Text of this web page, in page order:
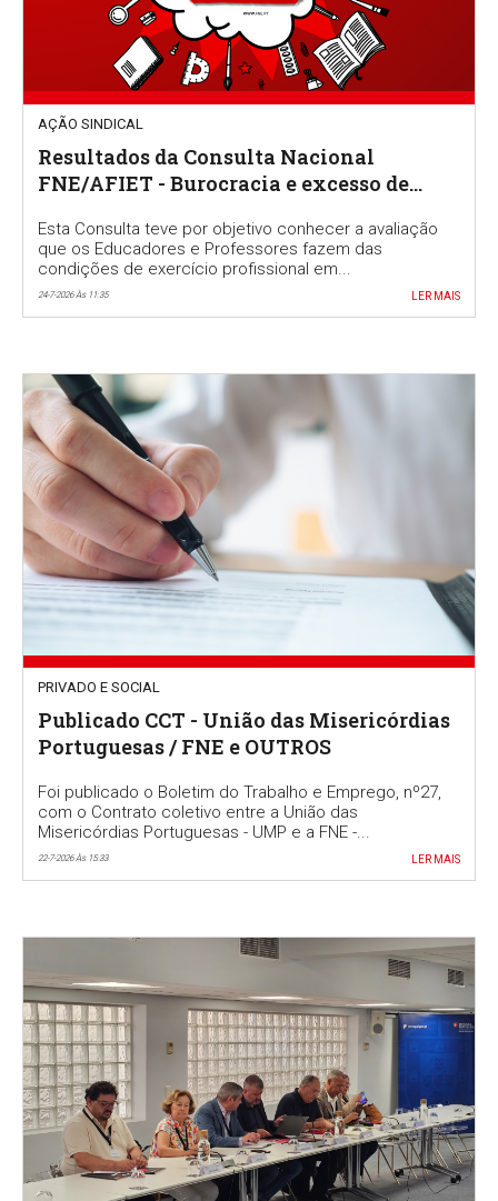
AÇÃO SINDICAL
Resultados da Consulta Nacional
FNE/AFIET - Burocracia e excesso de
Esta Consulta teve por objetivo conhecer a avaliação
que os Educadores e Professores fazem das
condições de exercício profissional em...
24-7-2026 Às 11:35 LER MAIS
PRIVADO E SOCIAL
Publicado CCT - União das Misericórdias
Portuguesas / FNE e OUTROS
Foi publicado o Boletim do Trabalho e Emprego, nº27,
com o Contrato coletivo entre a União das
Misericórdias Portuguesas - UMP e a FNE -...
22-7-2026 Às 15:33 LER MAIS